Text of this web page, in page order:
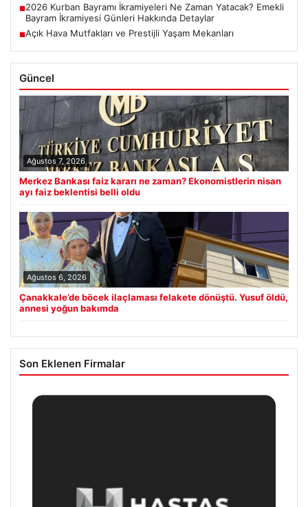
■2026 Kurban Bayramı İkramiyeleri Ne Zaman Yatacak? Emekli
Bayram İkramiyesi Günleri Hakkında Detaylar
■Açık Hava Mutfakları ve Prestijli Yaşam Mekanları
Güncel
Ağustos 7, 2026
Merkez Bankası faiz kararı ne zaman? Ekonomistlerin nisan
ayı faiz beklentisi belli oldu
Ağustos 6, 2026
Çanakkale’de böcek ilaçlaması felakete dönüştü. Yusuf öldü,
annesi yoğun bakımda
Son Eklenen Firmalar